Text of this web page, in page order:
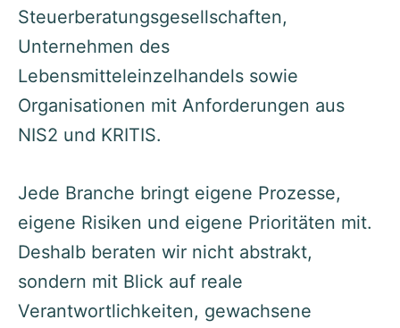
Steuerberatungsgesellschaften,
Unternehmen des
Lebensmitteleinzelhandels sowie
Organisationen mit Anforderungen aus
NIS2 und KRITIS.
Jede Branche bringt eigene Prozesse,
eigene Risiken und eigene Prioritäten mit.
Deshalb beraten wir nicht abstrakt,
sondern mit Blick auf reale
Verantwortlichkeiten, gewachsene